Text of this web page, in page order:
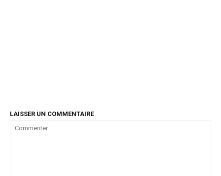
LAISSER UN COMMENTAIRE